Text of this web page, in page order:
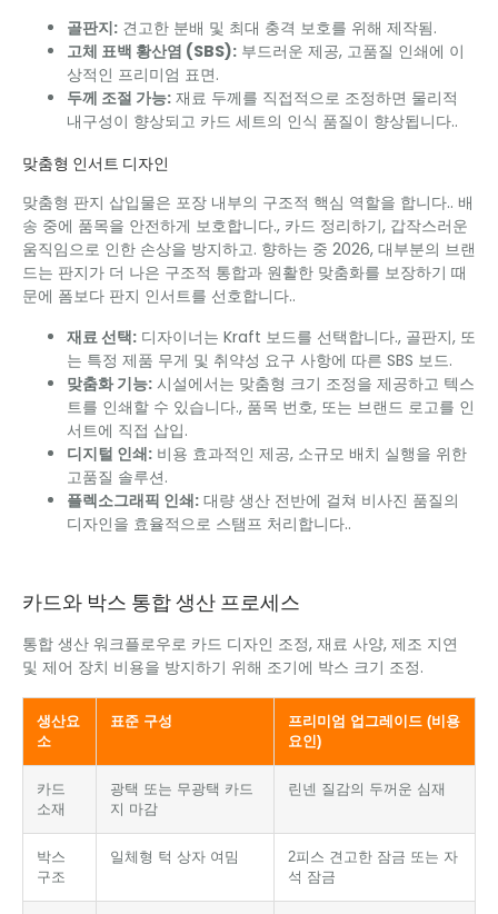
골판지: 견고한 분배 및 최대 충격 보호를 위해 제작됨.
고체 표백 황산염 (SBS): 부드러운 제공, 고품질 인쇄에 이
상적인 프리미엄 표면.
두께 조절 가능: 재료 두께를 직접적으로 조정하면 물리적
내구성이 향상되고 카드 세트의 인식 품질이 향상됩니다..
맞춤형 인서트 디자인
맞춤형 판지 삽입물은 포장 내부의 구조적 핵심 역할을 합니다.. 배
송 중에 품목을 안전하게 보호합니다., 카드 정리하기, 갑작스러운
움직임으로 인한 손상을 방지하고. 향하는 중 2026, 대부분의 브랜
드는 판지가 더 나은 구조적 통합과 원활한 맞춤화를 보장하기 때
문에 폼보다 판지 인서트를 선호합니다..
재료 선택: 디자이너는 Kraft 보드를 선택합니다., 골판지, 또
는 특정 제품 무게 및 취약성 요구 사항에 따른 SBS 보드.
맞춤화 기능: 시설에서는 맞춤형 크기 조정을 제공하고 텍스
트를 인쇄할 수 있습니다., 품목 번호, 또는 브랜드 로고를 인
서트에 직접 삽입.
디지털 인쇄: 비용 효과적인 제공, 소규모 배치 실행을 위한
고품질 솔루션.
플렉소그래픽 인쇄: 대량 생산 전반에 걸쳐 비사진 품질의
디자인을 효율적으로 스탬프 처리합니다..
카드와 박스 통합 생산 프로세스
통합 생산 워크플로우로 카드 디자인 조정, 재료 사양, 제조 지연
및 제어 장치 비용을 방지하기 위해 조기에 박스 크기 조정.
생산요
소
표준 구성
프리미엄 업그레이드 (비용
요인)
카드
소재
광택 또는 무광택 카드
지 마감
린넨 질감의 두꺼운 심재
박스
구조
일체형 턱 상자 여밈
2피스 견고한 잠금 또는 자
석 잠금